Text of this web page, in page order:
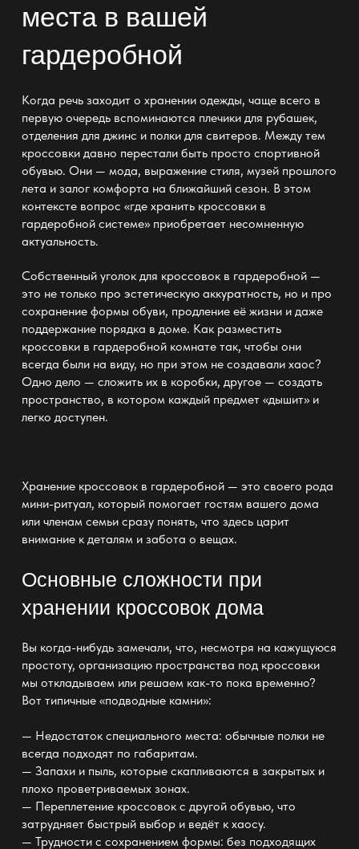
места в вашей
гардеробной
Когда речь заходит о хранении одежды, чаще всего в
первую очередь вспоминаются плечики для рубашек,
отделения для джинс и полки для свитеров. Между тем
кроссовки давно перестали быть просто спортивной
обувью. Они — мода, выражение стиля, музей прошлого
лета и залог комфорта на ближайший сезон. В этом
контексте вопрос «где хранить кроссовки в
гардеробнойсистеме» приобретает несомненную
актуальность.
Собственный уголок для кроссовок в гардеробной —
это не только про эстетическую аккуратность, но и про
сохранение формы обуви, продление её жизни и даже
поддержание порядка в доме. Как разместить
кроссовки в гардеробнойкомнате так, чтобы они
всегда были на виду, но при этом не создавали хаос?
Одно дело — сложить ихв коробки, другое — создать
пространство, в котором каждый предмет «дышит» и
легко доступен.
Хранение кроссовок в гардеробной — это своего рода
мини-ритуал, который помогает гостям вашего дома
или членам семьи сразу понять, что здесь царит
внимание к деталям и забота о вещах.
Основные сложности при
хранении кроссовок дома
Вы когда-нибудь замечали, что, несмотря на кажущуюся
простоту, организацию пространства под кроссовки
мы откладываем или решаем как-то пока временно?
Вот типичные «подводные камни»:
— Недостаток специального места: обычные полкине
всегда подходят по габаритам.
— Запахи и пыль, которые скапливаются в закрытых и
плохо проветриваемых зонах.
— Переплетение кроссовок с другой обувью, что
затрудняет быстрый выбор и ведёт к хаосу.
— Трудности с сохранением формы: без подходящих